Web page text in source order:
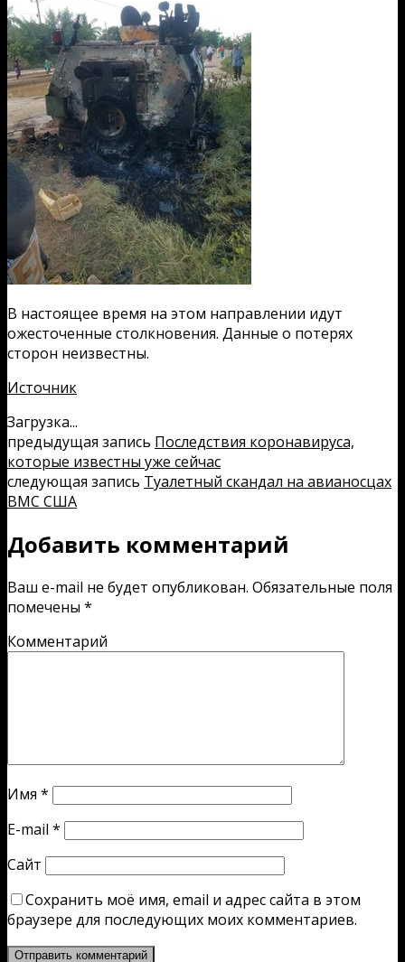
В настоящее время на этом направлении идут
ожесточенные столкновения. Данные о потерях
сторон неизвестны.
Источник
Загрузка...
предыдущая запись Последствия коронавируса,
которые известны уже сейчас
следующая запись Туалетный скандал на авианосцах
ВМС США
Добавить комментарий
Ваш e-mail не будет опубликован. Обязательные поля
помечены *
Комментарий
Имя *
E-mail *
Сайт
Сохранить моё имя, email и адрес сайта в этом
браузере для последующих моих комментариев.